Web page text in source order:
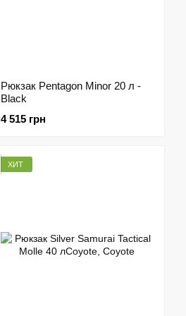
Рюкзак Pentagon Minor 20 л -
Black
4 515 грн
ХИТ